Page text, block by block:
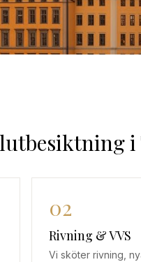
i
02
Rivning & VVS
Vi sköter rivning,